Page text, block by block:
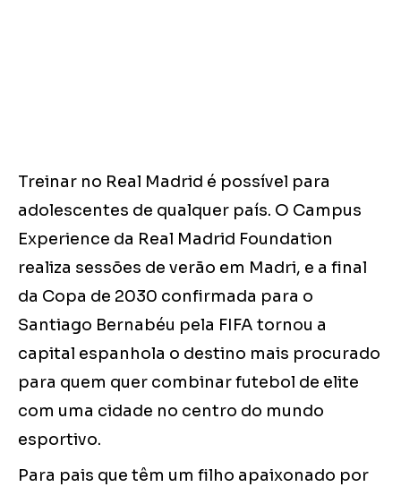
Treinar no Real Madrid é possível para
adolescentes de qualquer país. O Campus
Experience da Real Madrid Foundation
realiza sessões de verão em Madri, e a final
da Copa de 2030 confirmada para o
Santiago Bernabéu pela FIFA tornou a
capital espanhola o destino mais procurado
para quem quer combinar futebol de elite
com uma cidade no centro do mundo
esportivo.
Para pais que têm um filho apaixonado por